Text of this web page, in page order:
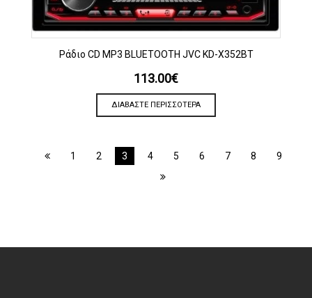
Ράδιο CD MP3 BLUETOOTH JVC KD-X352BT
113.00€
ΔΙΑΒΆΣΤΕ ΠΕΡΙΣΣΌΤΕΡΑ
1 2 3 4 5 6 7 8 9